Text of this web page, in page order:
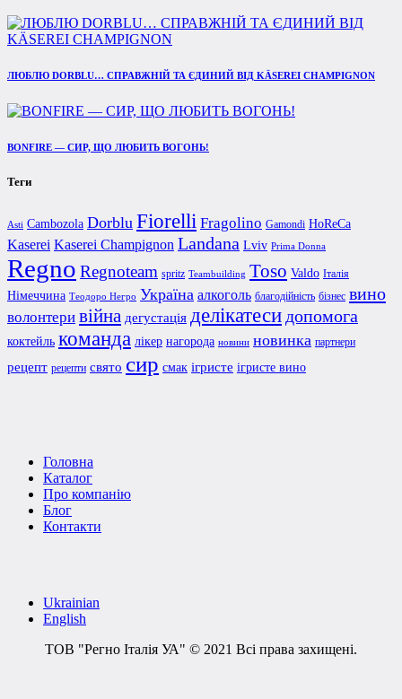
ЛЮБЛЮ DORBLU… СПРАВЖНІЙ ТА ЄДИНИЙ ВІД KÄSEREI CHAMPIGNON
BONFIRE — СИР, ЩО ЛЮБИТЬ ВОГОНЬ!
Теги
Asti Cambozola Dorblu Fiorelli Fragolino Gamondi HoReCa
Kaserei Kaserei Champignon Landana Lviv Prima Donna
Regno Regnoteam spritz Teambuilding Toso Valdo Італія
Німеччина Теодоро Негро Україна алкоголь благодійність бізнес вино
волонтери війна дегустація делікатеси допомога
коктейль команда лікер нагорода новини новинка партнери
рецепт рецепти свято сир смак ігристе ігристе вино
Головна
Каталог
Про компанію
Блог
Контакти
Ukrainian
English
ТОВ "Регно Італія УА" © 2021 Всі права захищені.